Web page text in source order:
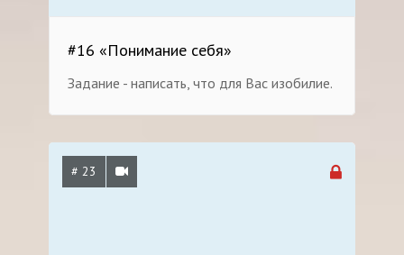
#16 «Понимание себя»
Задание - написать, что для Вас изобилие.
# 23